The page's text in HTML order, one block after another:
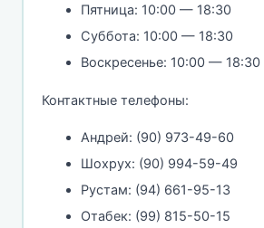
Пятница: 10:00 — 18:30
Суббота: 10:00 — 18:30
Воскресенье: 10:00 — 18:30
Контактные телефоны:
Андрей: (90) 973-49-60
Шохрух: (90) 994-59-49
Рустам: (94) 661-95-13
Отабек: (99) 815-50-15